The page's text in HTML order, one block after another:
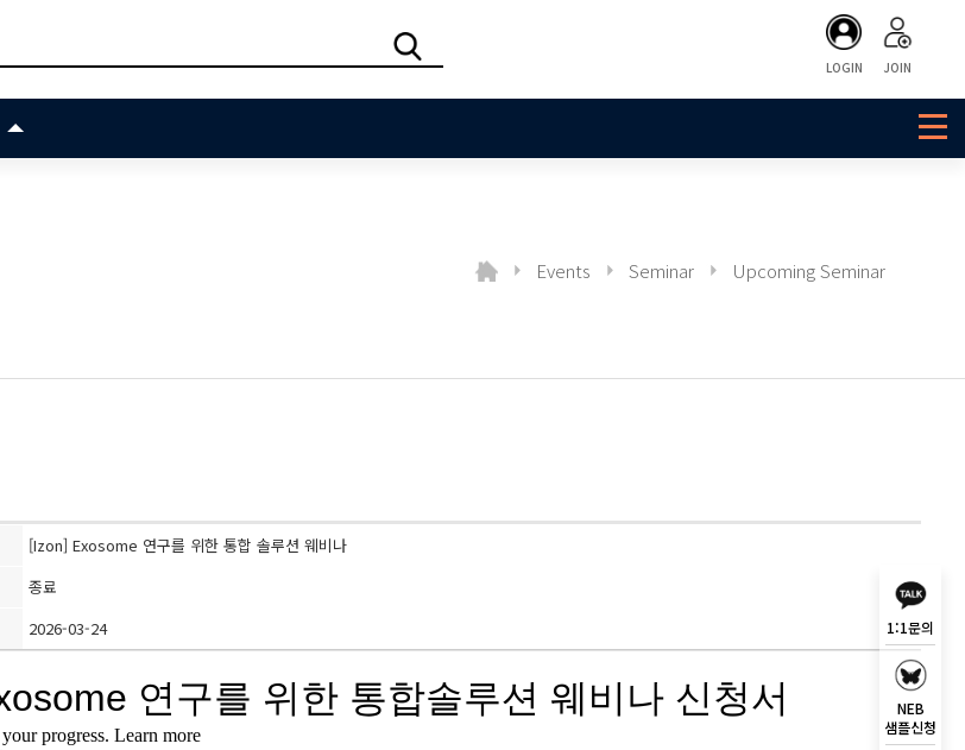
LOGIN JOIN
Events Seminar Upcoming Seminar
[Izon] Exosome 연구를 위한 통합 솔루션 웨비나
종료
2026-03-24 1:1문의
NEB
샘플신청